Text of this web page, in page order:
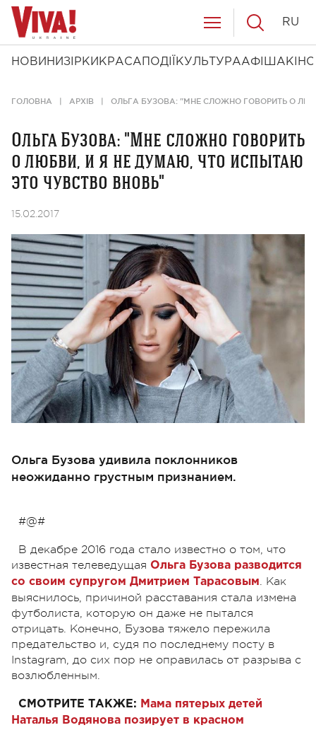
НОВИНИ ЗІРКИ КРАСА ПОДІЇ КУЛЬТУРААФІША КІНО
RU
ГОЛОВНА АРХІВ ОЛЬГА БУЗОВА: "МНЕ СЛОЖНО ГОВОРИТЬ О
Ольга Бузова: "Мне сложно говорить
о любви, и я не думаю, что испытаю
это чувство вновь"
15.02.2017
Ольга Бузова удивила поклонников
неожиданно грустным признанием.
#@#
В декабре 2016 года стало известно о том, что
известная телеведущая Ольга Бузова разводится
со своим супругом Дмитрием Тарасовым. Как
выяснилось, причиной расставания стала измена
футболиста, которую он даже не пытался
отрицать. Конечно, Бузова тяжело пережила
предательство и, судя по последнему посту в
Instagram, до сих пор не оправилась от разрыва с
возлюбленным.
СМОТРИТЕ ТАКЖЕ: Мама пятерых детей
Наталья Водянова позирует в красном